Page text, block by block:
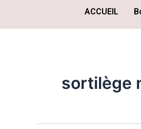
ACCUEIL
sortilège